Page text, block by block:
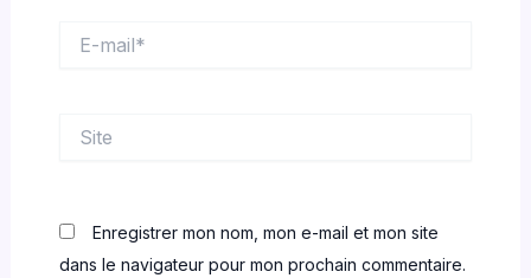
mail*
Enregistrer mon nom, mon e-mail et mon site
dans le navigateur pour mon prochain commentaire.